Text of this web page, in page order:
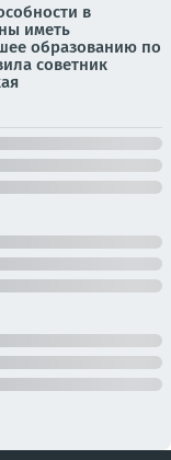
в
иметь
образованию по
советник